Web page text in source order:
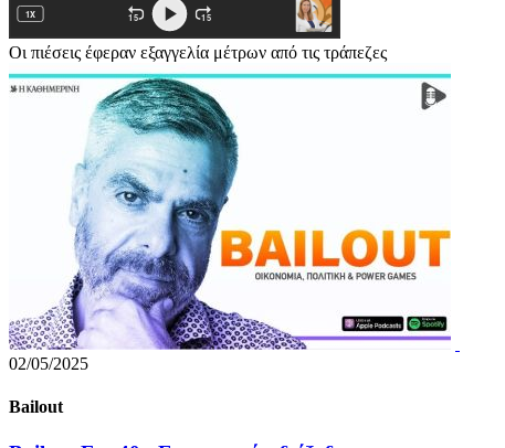
Οι πιέσεις έφεραν εξαγγελία μέτρων από τις τράπεζες
02/05/2025
Bailout